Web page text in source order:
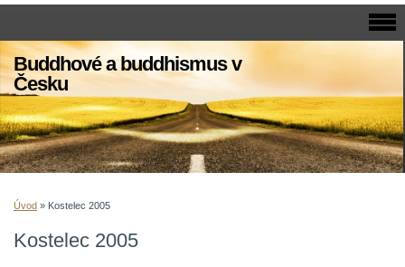
Buddhové a buddhismus v
Česku
Úvod » Kostelec 2005
Kostelec 2005